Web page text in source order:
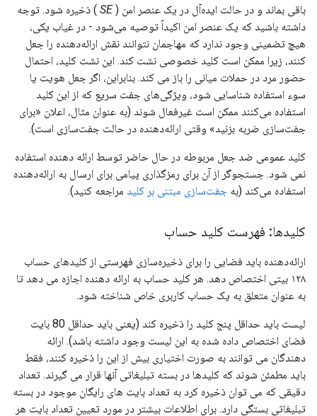
باقی بماند و در حالت ایده‌آل در یک عنصر امن (SE ) ذخیره شود. توجه
داشته باشید که یک عنصر امن اکیداً توصیه می‌شود - در غیاب یکی،
هیچ تضمینی وجود ندارد که مهاجمان نتوانند نقش ارائه‌دهنده را جعل
کنند، زیرا ممکن است کلید خصوصی نشت کند. این نشت کلید، احتمال
حضور مرد در حملات میانی را باز می کند. بنابراین، اگر جعل هویت یا
سوء استفاده شناسایی شود، ویژگی‌های جفت سریع که از این کلید
استفاده می‌کنند ممکن است غیرفعال شوند (به عنوان مثال، اعلان «برای
جفت‌سازی ضربه بزنید» وقتی ارائه‌دهنده در حالت جفت‌سازی است).
کلید عمومی ضد جعل مربوطه در حال حاضر توسط ارائه دهنده استفاده
نمی شود. جستجوگر از آن برای رمزگذاری پیامی برای ارسال به ارائه‌دهنده
استفاده می‌کند (به جفت‌سازی مبتنی بر کلید مراجعه کنید).
کلیدها: فهرست کلید حساب
ارائه‌دهنده باید فضایی را برای ذخیره‌سازی فهرستی از کلیدهای حساب
۱۲۸ بیتی اختصاص دهد. هر کلید حساب به ارائه دهنده اجازه می دهد تا
به عنوان متعلق به یک حساب کاربری خاص شناخته شود.
لیست باید حداقل پنج کلید را ذخیره کند (یعنی باید حداقل 80 بایت
فضای اختصاص داده شده به این لیست وجود داشته باشد). ارائه
دهندگان می توانند به صورت اختیاری بیش از این را ذخیره کنند، فقط
باید مطمئن شوند که کلیدها در بسته تبلیغاتی آنها قرار می گیرند. تعداد
دقیقی که می توان ذخیره کرد به تعداد بایت های رایگان موجود در بسته
تبلیغاتی بستگی دارد. برای اطلاعات بیشتر در مورد تعیین تعداد بایت هر